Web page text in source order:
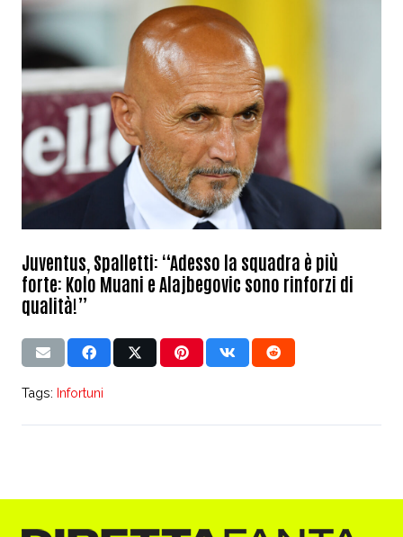
Juventus, Spalletti: “Adesso la squadra è più
forte: Kolo Muani e Alajbegovic sono rinforzi di
qualità!”
Tags: Infortuni